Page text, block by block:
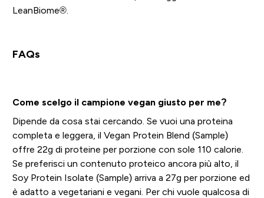
LeanBiome®.
FAQs
Come scelgo il campione vegan giusto per me?
Dipende da cosa stai cercando. Se vuoi una proteina
completa e leggera, il Vegan Protein Blend (Sample)
offre 22g di proteine per porzione con sole 110 calorie.
Se preferisci un contenuto proteico ancora più alto, il
Soy Protein Isolate (Sample) arriva a 27g per porzione ed
è adatto a vegetariani e vegani. Per chi vuole qualcosa di